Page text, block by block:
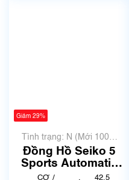
Giảm 29%
Tình trạng: N (Mới 100%
chưa qua sử dụng)
Đồng Hồ Seiko 5
Sports Automatic
SB-SA307
CƠ /
42.5